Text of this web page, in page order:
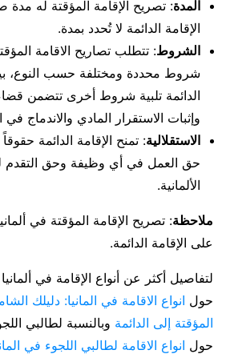
المدة: تصريح الإقامة المؤقتة له مدة
الإقامة الدائمة لا تُحدد بمدة.
الشروط: تتطلب تصاريح الاقامة
شروط محددة ومختلفة حسب النوع،
الدائمة تلبية شروط أخرى تتضمن
وإثبات الاستقرار المادي والاندماج في
الاستقلالية: تمنح الإقامة الدائمة
حق العمل في أي وظيفة وحق التقدم
الألمانية.
ملاحظة: تصريح الإقامة المؤقتة في
على الإقامة الدائمة.
لتفاصيل أكثر عن أنواع الإقامة في
حول انواع الاقامة في المانيا: دليلك
المؤقتة إلى الدائمة وبالنسبة لطالبي
حول انواع الاقامة لطالبي اللجوء في